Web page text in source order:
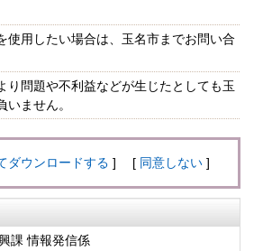
使用したい場合は、玉名市までお問い合
り問題や不利益などが生じたとしても玉
ません。
ダウンロードする ] [ 同意しない ]
課 情報発信係